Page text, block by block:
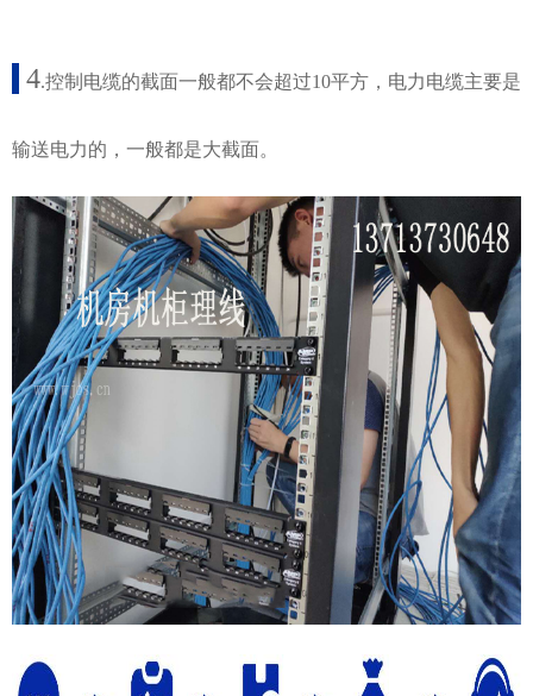
4.控制电缆的截面一般都不会超过10平方，电力电缆主要是
输送电力的，一般都是大截面。